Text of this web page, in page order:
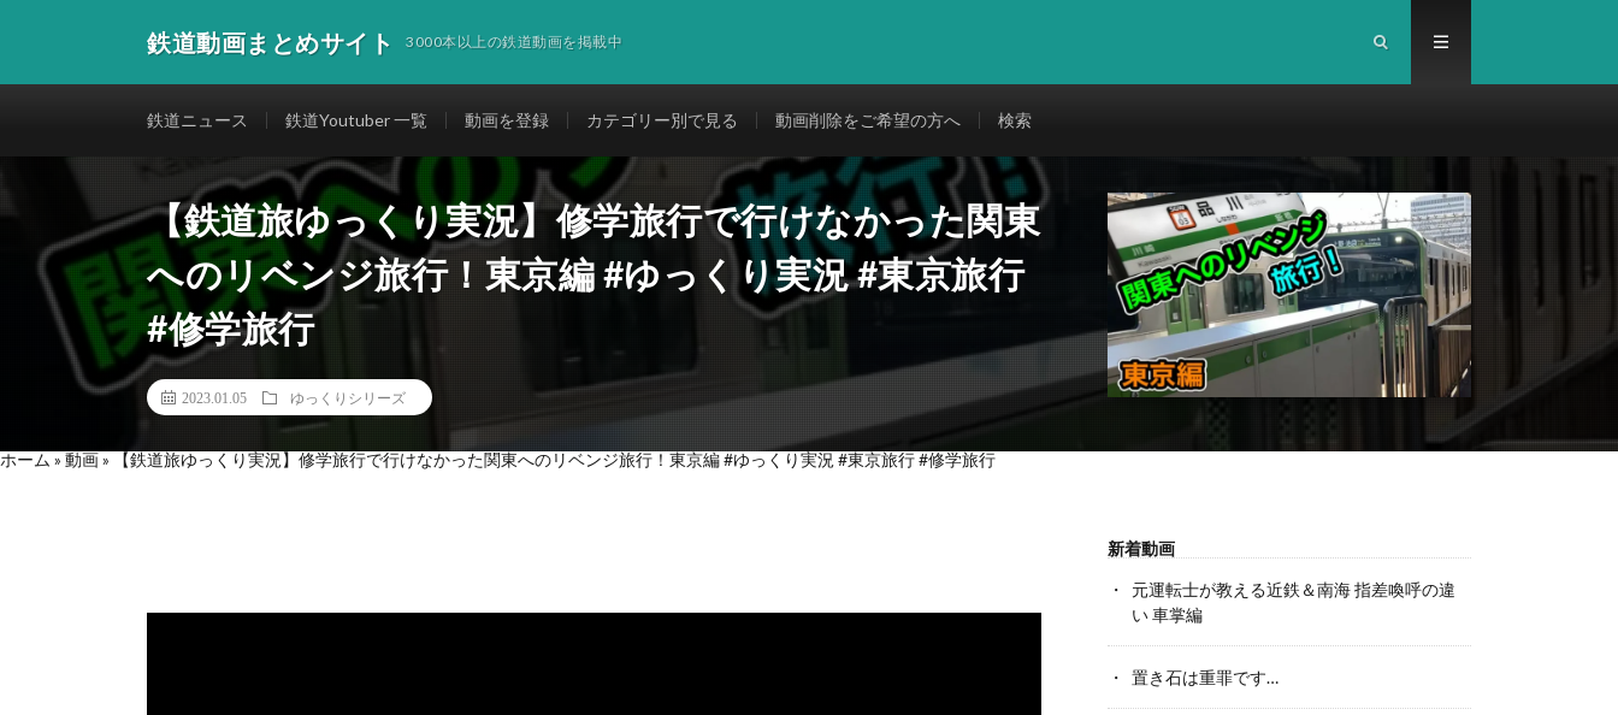
鉄道動画まとめサイト 3000本以上の鉄道動画を掲載中
鉄道ニュース 鉄道Youtuber 一覧 動画を登録 カテゴリー別で見る 動画削除をご希望の方へ 検索
【鉄道旅ゆっくり実況】修学旅行で行けなかった関東
へのリベンジ旅行！東京編 #ゆっくり実況 #東京旅行
#修学旅行
2023.01.05 ゆっくりシリーズ
ホーム » 動画» 【鉄道旅ゆっくり実況】修学旅行で行けなかった関東へのリベンジ旅行！東京編 #ゆっくり実況 #東京旅行 #修学旅行
新着動画
元運転士が教える近鉄＆南海 指差喚呼の違
い 車掌編
置き石は重罪です…